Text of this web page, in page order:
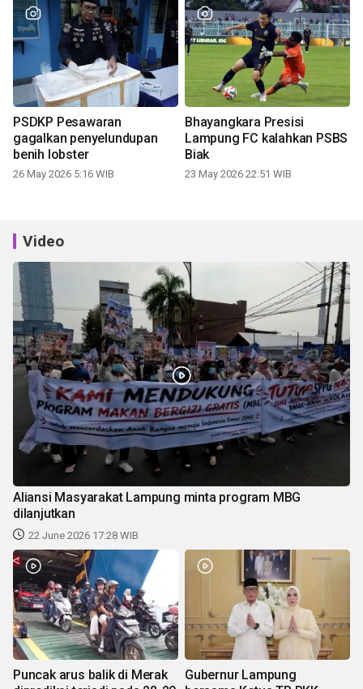
PSDKP Pesawaran
gagalkan penyelundupan
benih lobster
26 May 2026 5:16 WIB
Bhayangkara Presisi
Lampung FC kalahkan PSBS
Biak
23 May 2026 22:51 WIB
Video
Aliansi Masyarakat Lampung minta program MBG
dilanjutkan
22 June 2026 17:28 WIB
Puncak arus balik di Merak
Gubernur Lampung